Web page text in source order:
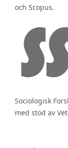
och Scopus.
Sociologisk
med stöd av